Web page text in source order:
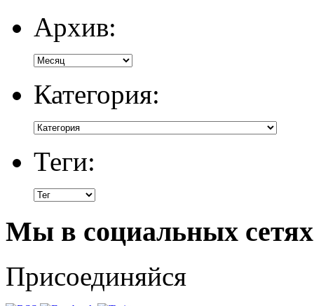
Архив:
Категория:
Теги:
Мы в социальных сетях
Присоединяйся